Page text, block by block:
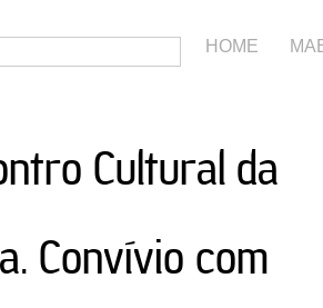
HOME
Cultural da
Convívio com